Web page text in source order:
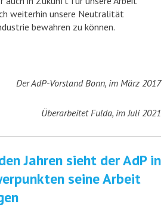
weiterhin unsere Neutralität
bewahren zu können.
Der AdP-Vorstand Bonn, im März 2017
Überarbeitet Fulda, im Juli 2021
Jahren sieht der AdP in
seine Arbeit